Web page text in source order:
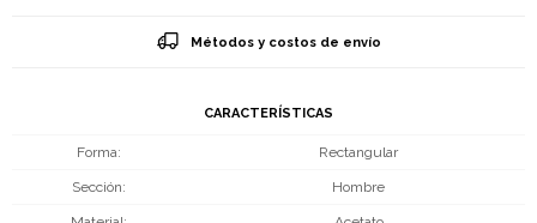
Métodos y costos de envío
CARACTERÍSTICAS
Forma Rectangular
Sección Hombre